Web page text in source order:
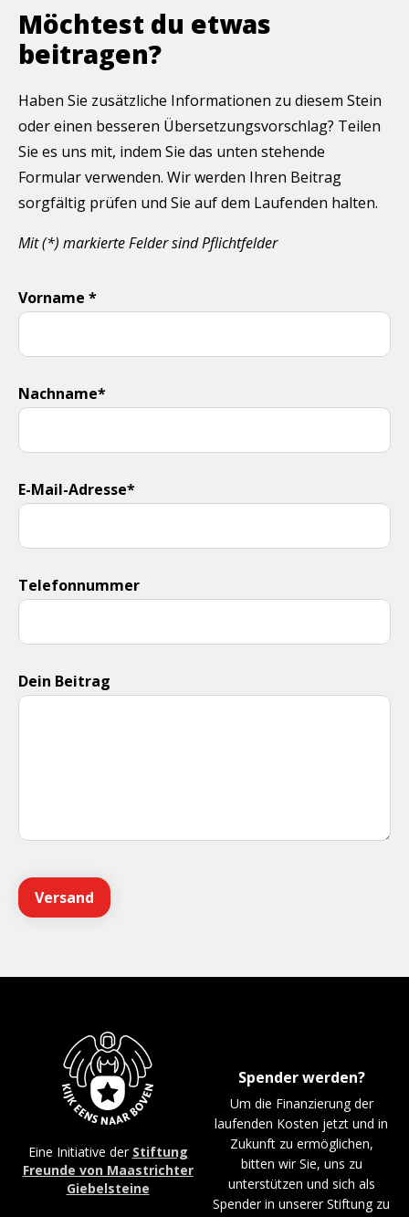
Möchtest du etwas
beitragen?
Haben Sie zusätzliche Informationen zu diesem Stein
oder einen besseren Übersetzungsvorschlag? Teilen
Sie es uns mit, indem Sie das unten stehende
Formular verwenden. Wir werden Ihren Beitrag
sorgfältig prüfen und Sie auf dem Laufenden halten.
Mit (*) markierte Felder sind Pflichtfelder
Vorname *
Nachname*
E-Mail-Adresse*
Telefonnummer
Dein Beitrag
Spender werden?
Um die Finanzierung der
laufenden Kosten jetzt und in
Zukunft zu ermöglichen,
bitten wir Sie, uns zu
unterstützen und sich als
Spender in unserer Stiftung zu
Eine Initiative der Stiftung
Freunde von Maastrichter
Giebelsteine